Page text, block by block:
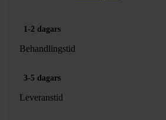
1-2 dagars
Behandlingstid
3-5 dagars
Leveranstid